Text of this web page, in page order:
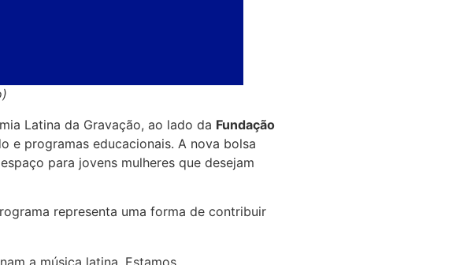
Latina da Gravação, ao lado da Fundação
e programas educacionais. A nova bolsa
para jovens mulheres que desejam
representa uma forma de contribuir